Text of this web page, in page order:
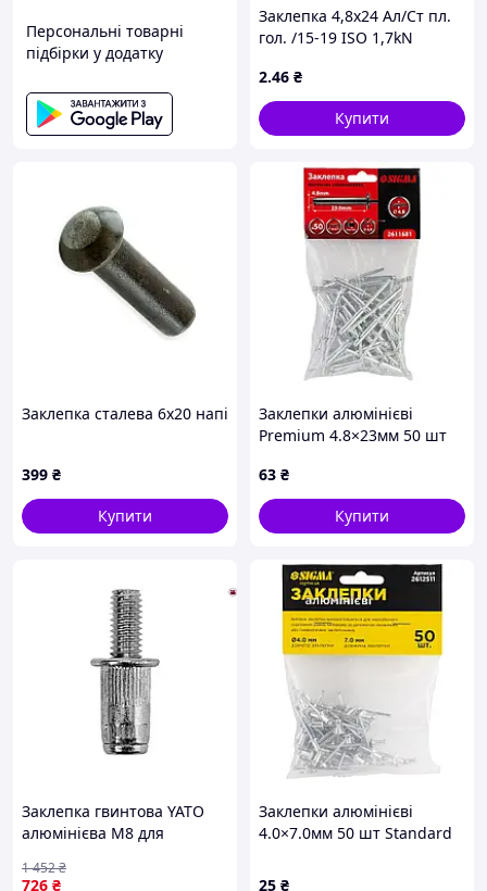
Персональні товарні
підбірки у додатку
Заклепка 4,8х24 Ал/Ст пл.
гол. /15-19 ISO 1,7kN
2.46 ₴
Купити
Заклепка сталева 6х20 напівкругла головка
399 ₴
Купити
Заклепки алюмінієві
Premium 4.8×23мм 50 шт
63 ₴
Купити
Заклепка гвинтова YATO
алюмінієва М8 для
штук
726 ₴
1 452₴
Заклепки алюмінієві
4.0×7.0мм 50 шт Standard
25 ₴